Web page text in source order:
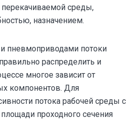
среды,
назначением.
пневмоприводами потоки
распределить и
многое зависит от
компонентов. Для
потока рабочей среды с
проходного сечения